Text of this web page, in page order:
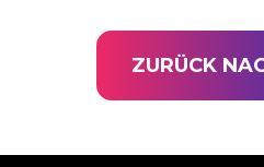
ZURÜCK